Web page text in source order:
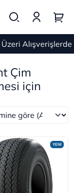
Alışverişlerde
Çim
için
YENİ